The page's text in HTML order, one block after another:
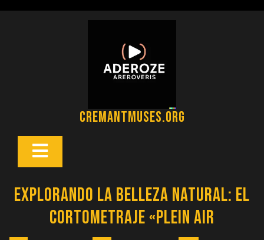
cremantmuses.org
Botón
Explorando la Belleza Natural: El
Cortometraje «Plein Air